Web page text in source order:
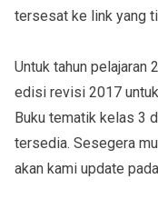
tersesat ke link yang
Untuk tahun pelajaran
edisi revisi 2017
Buku tematik kelas 3
tersedia. Sesegera
akan kami update